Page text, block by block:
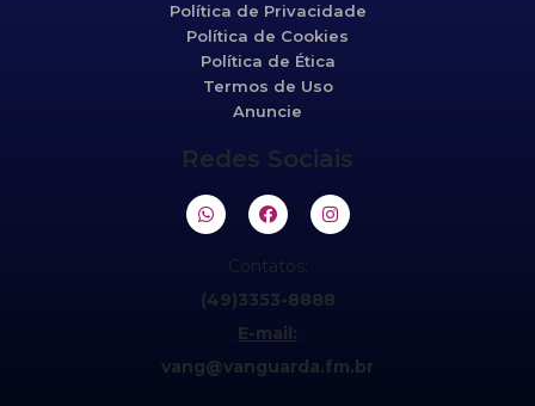
Política de Privacidade
Política de Cookies
Política de Ética
Termos de Uso
Anuncie
Redes Sociais
Contatos:
(49)3353-8888
E-mail:
vang@vanguarda.fm.br